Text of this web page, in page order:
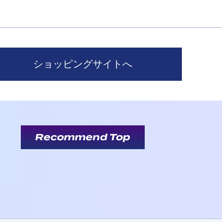
ショッピングサイトへ
Recommend Top